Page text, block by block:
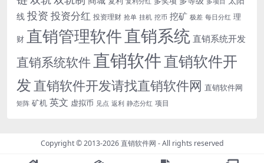
线 投资 投资分红 投资理财 抢单 挂机 挖币 挖矿 极差 每日分红 理
财 直销管理软件直销系统直销系统开发
直销系统软件直销软件直销软件开
发 直销软件开发请找直销软件网 直销软件网
矩阵 矿机 英文 虚拟币 见点 返利 静态分红 项目
Copyright © 2013-2026直销软件网 - All rights reserved